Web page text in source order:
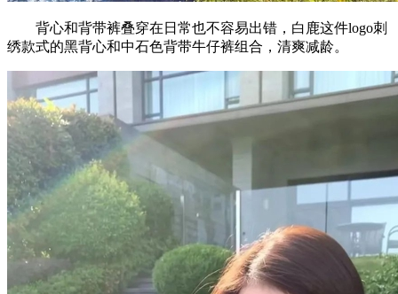
背心和背带裤叠穿在日常也不容易出错，白鹿这件logo刺
绣款式的黑背心和中石色背带牛仔裤组合，清爽减龄。